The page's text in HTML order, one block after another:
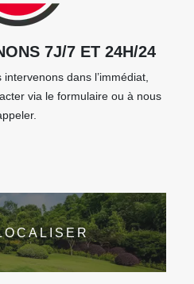
7J/7 ET 24H/24
dans l’immédiat,
via le formulaire ou à nous